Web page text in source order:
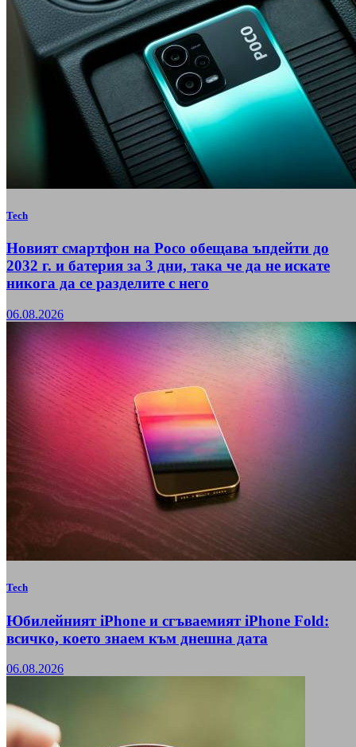
Tech
Новият смартфон на Poco обещава ъпдейти до
2032 г. и батерия за 3 дни, така че да не искате
никога да се разделите с него
06.08.2026
Tech
Юбилейният iPhone и сгъваемият iPhone Fold:
всичко, което знаем към днешна дата
06.08.2026